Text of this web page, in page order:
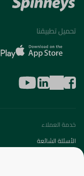
تحميل تطبيقنا
خدمة العملاء
الأسئلة الشائعة